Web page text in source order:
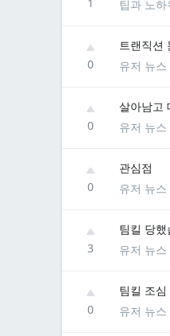
팁과 노하
0
트랜직션
유저 뉴스
0
살아남고
유저 뉴스
0
관심점
유저 뉴스
3
팀킬 당
유저 뉴스
0
팀킬 조심
유저 뉴스